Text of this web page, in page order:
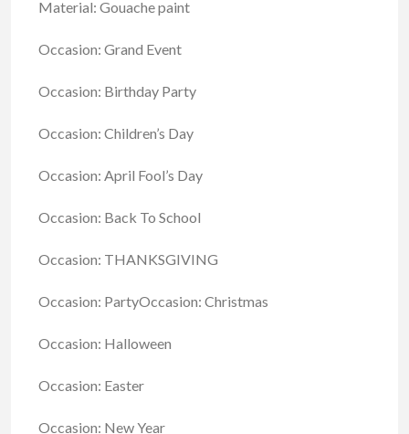
Material: Gouache paint
Occasion: Grand Event
Occasion: Birthday Party
Occasion: Children’s Day
Occasion: April Fool’s Day
Occasion: Back To School
Occasion: THANKSGIVING
Occasion: PartyOccasion: Christmas
Occasion: Halloween
Occasion: Easter
Occasion: New Year